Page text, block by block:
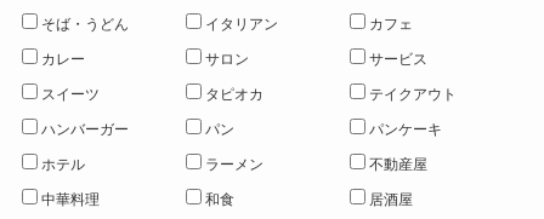
そば・うどん イタリアン カフェ
カレー サロン サービス
スイーツ タピオカ テイクアウト
ハンバーガー パン パンケーキ
ホテル ラーメン 不動産屋
中華料理 和食 居酒屋